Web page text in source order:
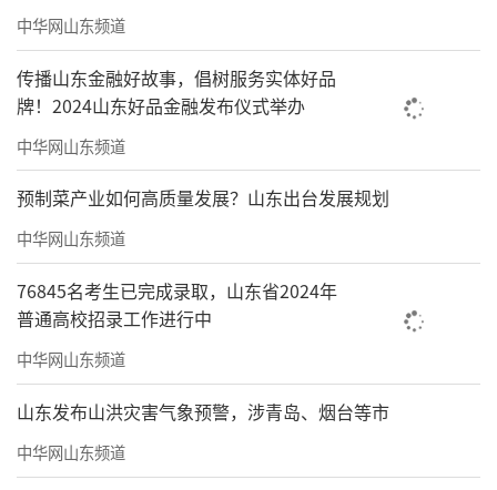
中华网山东频道
传播山东金融好故事，倡树服务实体好品
牌！2024山东好品金融发布仪式举办
中华网山东频道
预制菜产业如何高质量发展？山东出台发展规划
中华网山东频道
76845名考生已完成录取，山东省2024年
普通高校招录工作进行中
中华网山东频道
山东发布山洪灾害气象预警，涉青岛、烟台等市
中华网山东频道